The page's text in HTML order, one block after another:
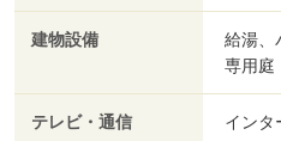
建物設備
給湯、
専用庭
テレビ・通信 インタ